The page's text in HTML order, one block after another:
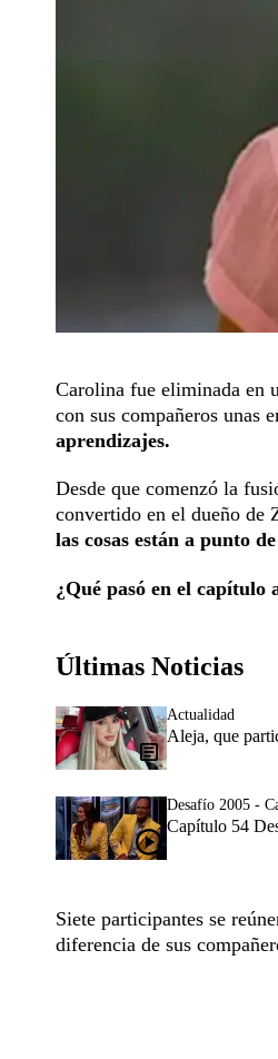
Carolina fue eliminada en
con sus compañeros unas
aprendizajes.
Desde que comenzó la
convertido en el dueño de
las cosas están a punto
¿Qué pasó en el capítulo
Últimas Noticias
Actualidad
Aleja, que
Desafío 2005 -
Capítulo 54
Siete participantes se
diferencia de sus